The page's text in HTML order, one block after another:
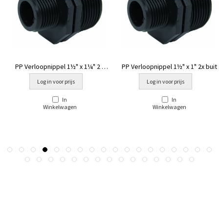
PP Verloopnippel 1½" x 1¼" 2 x
buitendraad
Log in voor prijs
In
Winkelwagen
PP Verloopnippel 1½" x 1" 2x buit
Log in voor prijs
In
Winkelwagen